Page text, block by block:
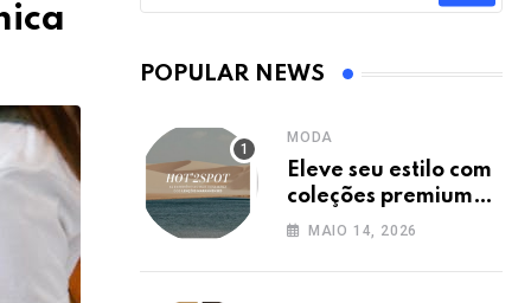
POPULAR NEWS
MODA
Eleve seu estilo com
coleções premium
na Shop2Gether
MAIO 14, 2026